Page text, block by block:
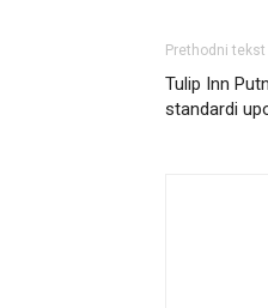
Prethodni tekst
Tulip Inn
standardi